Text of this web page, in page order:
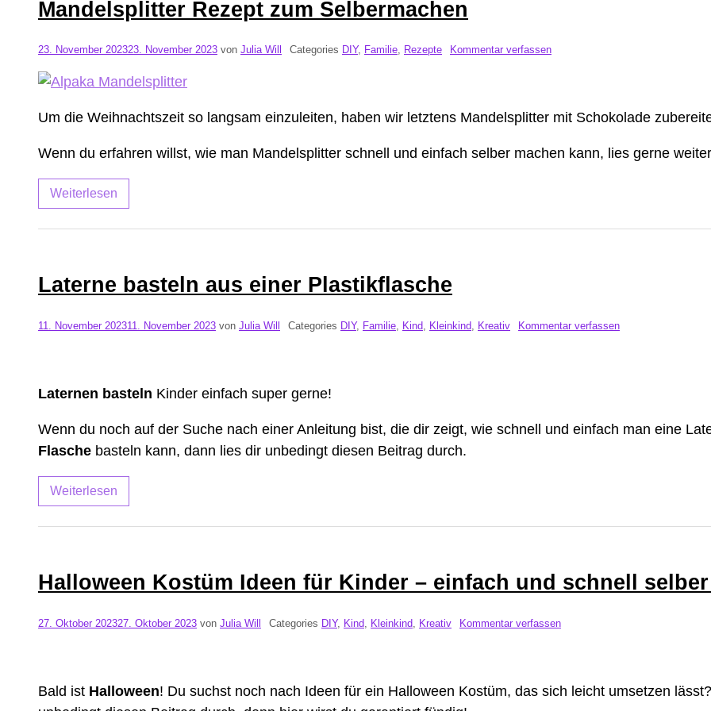
Mandelsplitter Rezept zum Selbermachen
23. November 202323. November 2023 von Julia Will Categories DIY, Familie, Rezepte Kommentar verfassen
Um die Weihnachtszeit so langsam einzuleiten, haben wir letztens Mandelsplitter mit Schokolade
Wenn du erfahren willst, wie man Mandelsplitter schnell und einfach selber machen kann, lies gerne
Weiterlesen
Laterne basteln aus einer Plastikflasche
11. November 202311. November 2023 von Julia Will Categories DIY, Familie, Kind, Kleinkind, Kreativ Kommentar verfassen
Laternen basteln Kinder einfach super gerne!
Wenn du noch auf der Suche nach einer Anleitung bist, die dir zeigt, wie schnell und einfach man eine
Flasche basteln kann, dann lies dir unbedingt diesen Beitrag durch.
Weiterlesen
Halloween Kostüm Ideen für Kinder – einfach und schnell
27. Oktober 202327. Oktober 2023 von Julia Will Categories DIY, Kind Kleinkind Kreativ Kommentar verfassen
Bald ist Halloween! Du suchst noch nach Ideen für ein Halloween Kostüm, das sich leicht umsetzen